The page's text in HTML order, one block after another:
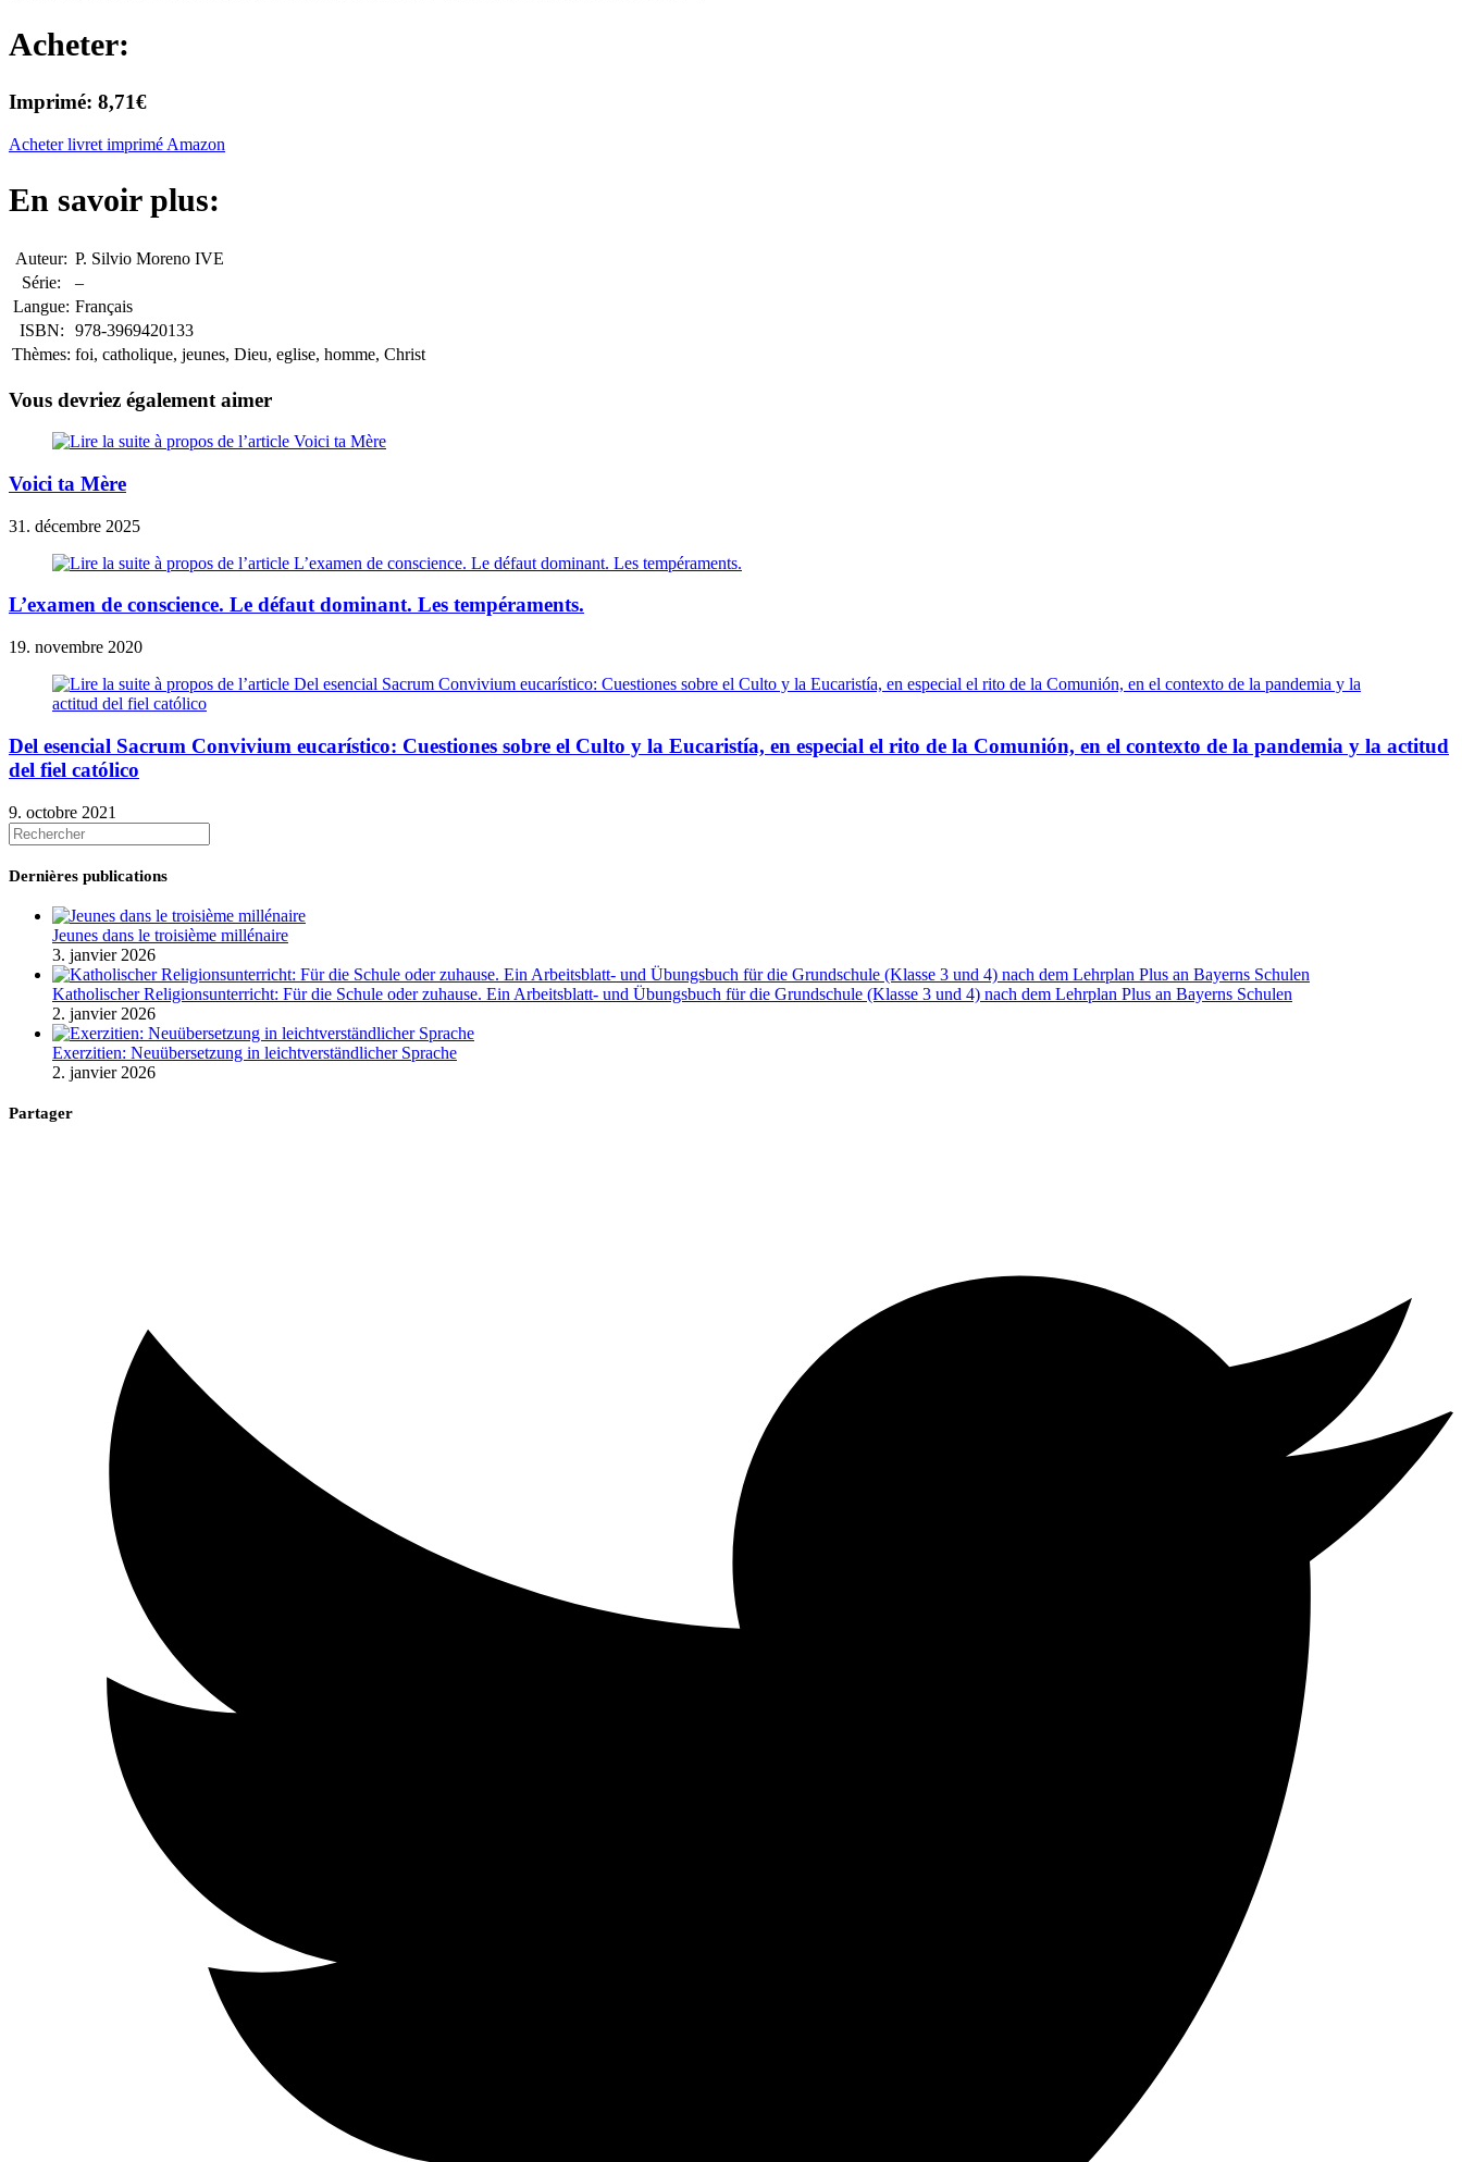
Acheter:
Imprimé: 8,71€
Acheter livret imprimé Amazon
En savoir plus:
Auteur: P. Silvio Moreno IVE
Série:
–
Langue: Français
ISBN:
978-3969420133
Thèmes: foi, catholique, jeunes, Dieu, eglise, homme, Christ
Vous devriez également aimer
Voici ta Mère
31. décembre 2025
L’examen de conscience. Le défaut dominant. Les tempéraments.
19. novembre 2020
Del esencial Sacrum Convivium eucarístico: Cuestiones sobre el Culto y la Eucaristía, en especial el rito de la Comunión, en el contexto de la pandemia y la actitud
del fiel católico
9. octobre 2021
Dernières publications
Jeunes dans le troisième millénaire
3. janvier 2026
Katholischer Religionsunterricht: Für die Schule oder zuhause. Ein Arbeitsblatt- und Übungsbuch für die Grundschule (Klasse 3 und 4) nach dem Lehrplan Plus an Bayerns Schulen
2. janvier 2026
Exerzitien: Neuübersetzung in leichtverständlicher Sprache
2. janvier 2026
Partager